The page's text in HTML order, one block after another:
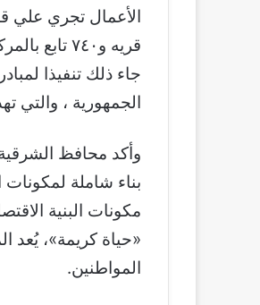
قريه و٧٤٠ تابع بالمركز.
جاء ذلك تنفيذا
الجمهورية ، والتي
وأكد محافظ
بناء شاملة
مكونات البنية
«حياة كريمة»،
المواطنين.